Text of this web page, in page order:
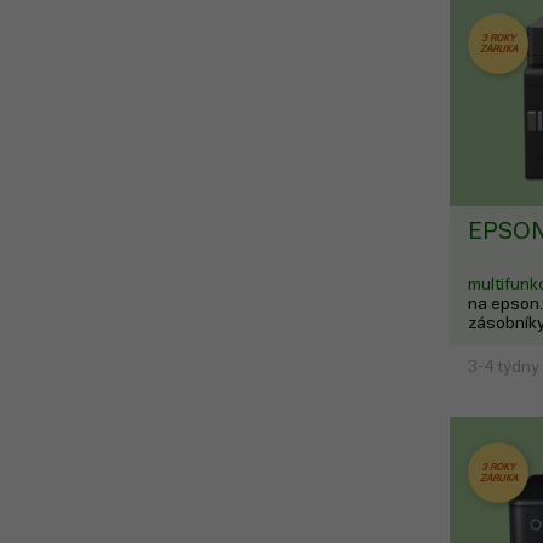
3 ROKY
ZÁRUKA
na
3-4 týdny
3 ROKY
ZÁRUKA